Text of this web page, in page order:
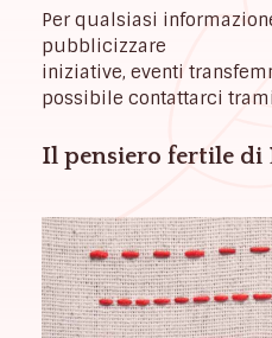
Per qualsiasi
pubblicizzare
iniziative, eventi
possibile contattarci
Il pensiero fertile di